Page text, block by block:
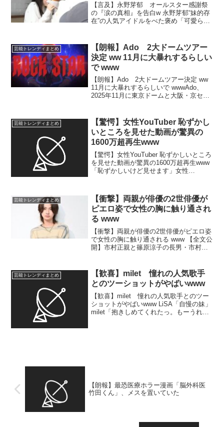
【言及】永野芽郁 オールスター感謝祭
の『涙の真相』を告白w 永野芽郁“妹的存
在”の人気アイドルをべた褒め「可愛らし
日、月曜新パーソナリティーを務めるこ
とになった「オー...
芸能トレンディまとめ
【朗報】Ado 2大ドームツアー
決定 ww 11月に大暴れするらしい
で www
【朗報】Ado 2大ドームツアー決定 ww
11月に大暴れするらしいで wwwAdo、
2025年11月に東京ドームと大阪・京セラ
い。 Ａｄｏ「海外で、いっぱいいっぱい
成...
芸能トレンディまとめ
【驚愕】女性YouTuber 恥ずかし
いところを見せた動画が驚異の
1600万超再生www
【驚愕】女性YouTuber 恥ずかしいところ
を見せた動画が驚異の1600万超再生www
「恥ずかしいけど見せます」女性
着。約16年前に驚きの映像をYou...
芸能トレンディまとめ
【衝撃】両親が俳優の2世俳優が
ピエロ姿で女性の胸に触り通され
る www
【衝撃】両親が俳優の2世俳優がピエロ姿
で女性の胸に触り通される www 【全文公
開】市村正親と篠原涼子の長男・市村優
「自覚を持った行動をしなさい」の教え
も …ムにおどろお...
芸能トレンディまとめ
【歓喜】milet 憧れの人気歌手
とのツーショットがやばいwww
【歓喜】milet 憧れの人気歌手とのツー
ショットがやばいwww LiSA「自慢の妹」
milet「抱きしめてくれたっ。もーうれし
【朗報】最恐医療ホラー漫画「脳外科医
竹田くん」、メスを置いていた